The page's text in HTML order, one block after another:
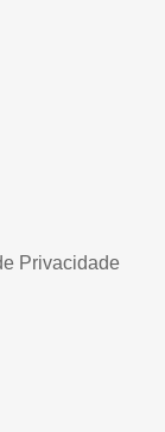
Privacidade